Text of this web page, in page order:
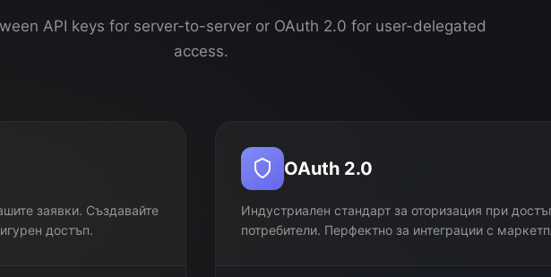
API keys for server-to-server or OAuth 2.0 for user-delegated
access.
заявки. Създавайте
достъп.
OAuth 2.0
Индустриален стандарт за оторизация при
потребители. Перфектно за интеграции с